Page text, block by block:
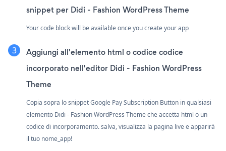
snippet per Didi - Fashion WordPress Theme
Your code block will be available once you create your app
Aggiungi all'elemento html o codice codice
incorporato nell'editor Didi - Fashion WordPress
Theme
Copia sopra lo snippet Google Pay Subscription Button in qualsiasi
elemento Didi - Fashion WordPress Theme che accetta html o un
codice di incorporamento. salva, visualizza la pagina live e apparirà
il tuo nome_app!